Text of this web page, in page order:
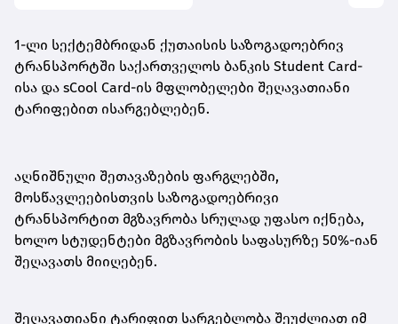
1-ლი სექტემბრიდან ქუთაისის საზოგადოებრივ
ტრანსპორტში საქართველოს ბანკის Student Card-
ისა და sCool Card-ის მფლობელები შეღავათიანი
ტარიფებით ისარგებლებენ.
აღნიშნული შეთავაზების ფარგლებში,
მოსწავლეებისთვის საზოგადოებრივი
ტრანსპორტით მგზავრობა სრულად უფასო იქნება,
ხოლო სტუდენტები მგზავრობის საფასურზე 50%-იან
შეღავათს მიიღებენ.
შეღავათიანი ტარიფით სარგებლობა შეუძლიათ იმ